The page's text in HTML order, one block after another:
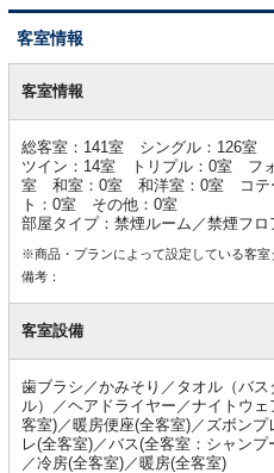
客室情報
室客室情報
総客室：141室 シングル：126
ツイン：14室 トリプル：0室 フ
室 和室：0室 和洋室：0室 コテ
ト：0室 その他：0室
部屋タイプ：禁煙ルーム／禁煙フ
※商品・プランによって設定している客室
備考：
客室設備
歯ブラシ／かみそり／タオル（バ
ル）／ヘアドライヤー／ナイトウ
客室)／暖房便座(全客室)／ズボン
レ(全客室)／バス(全客室：シャン
／冷房(全客室)／暖房(全客室)